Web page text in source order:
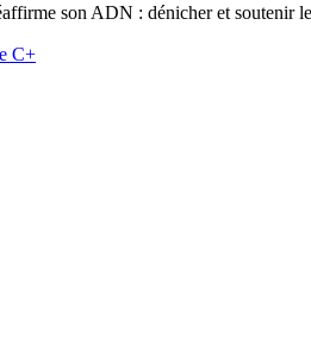
son ADN : dénicher et soutenir
C+